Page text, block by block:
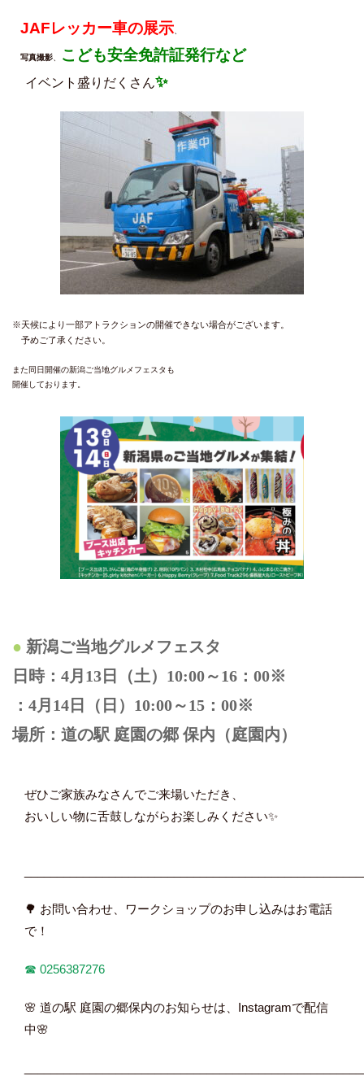
JAFレッカー車の展示
写真撮影 こども安全免許証発行など
イベント盛りだくさん✨
※天候により一部アトラクションの開催できない場合がございます。
予めご了承ください。
また同日開催の新潟ご当地グルメフェスタも
開催しております。
新潟ご当地グルメフェスタ
日時：4月13日（土）10:00～16：00※
：4月14日（日）10:00～15：00※
場所：道の駅 庭園の郷 保内（庭園内）
ぜひご家族みなさんでご来場いただき、
おいしい物に舌鼓しながらお楽しみください✨
🌳 お問い合わせ、ワークショップのお申し込みはお電話
で！
☎︎ 0256387276
🌸 道の駅 庭園の郷保内のお知らせは、Instagramで配信
中🌸